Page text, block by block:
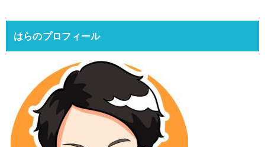
はらのプロフィール